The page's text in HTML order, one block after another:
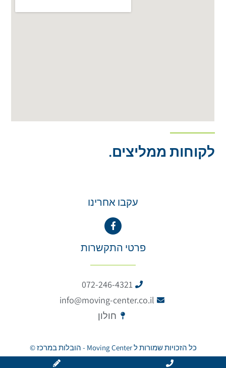
לקוחות ממליצים.
עקבו אחרינו
פרטי התקשרות
072-246-4321
info@moving-center.co.il
חולון
כל הזכויות שמורות ל Moving Center - הובלות במרכז ©